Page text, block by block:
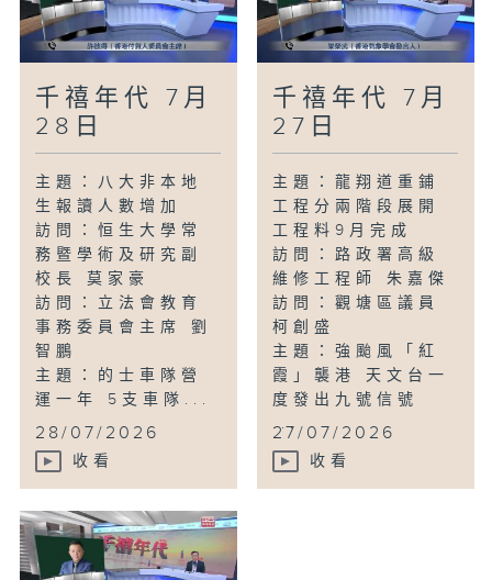
千禧年代 7月
28日
主題：八大非本地
生報讀人數增加
訪問：恒生大學常
務暨學術及研究副
校長 莫家豪
訪問：立法會教育
事務委員會主席 劉
智鵬
主題：的士車隊營
運一年 5支車隊...
28/07/2026
收看
千禧年代 7月
27日
主題：龍翔道重鋪
工程分兩階段展開
工程料9月完成
訪問：路政署高級
維修工程師 朱嘉傑
訪問：觀塘區議員
柯創盛
主題：強颱風「紅
霞」襲港 天文台一
度發出九號信號
...
27/07/2026
收看